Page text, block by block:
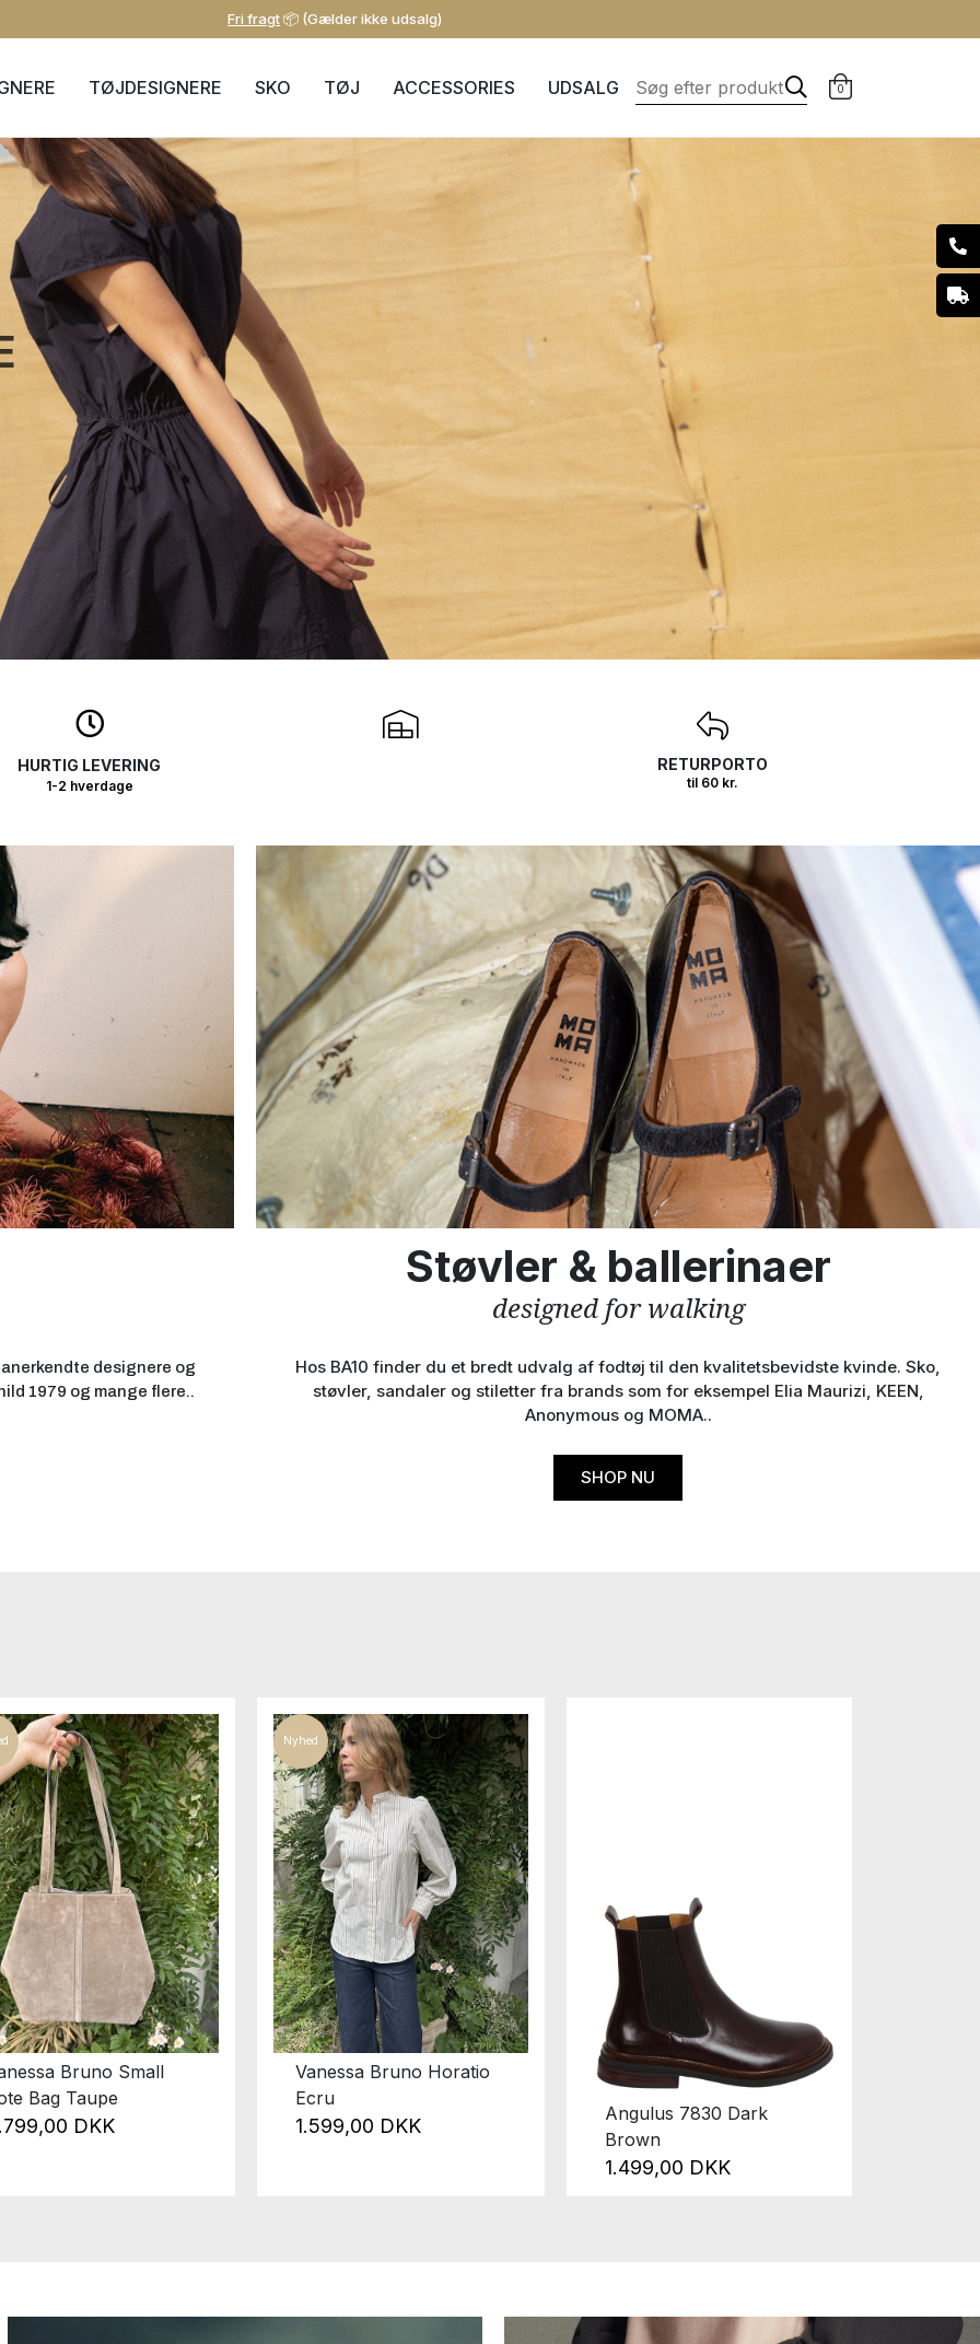
Fri fragt📦 (Gælder ikke udsalg)
TØJDESIGNERE SKO TØJ ACCESSORIES UDSALG 0
HURTIG LEVERING
1-2 hverdage
RETURPORTO
til 60 kr.
designere og
1979 og mange flere..
Støvler & ballerinaer
designed for walking
Hos BA10 finder du et bredt udvalg af fodtøj til den kvalitetsbevidste kvinde. Sko,
støvler, sandaler og stiletter fra brands som for eksempel Elia Maurizi, KEEN,
Anonymous og MOMA..
SHOP NU
Bruno Small
Bag Taupe
DKK
Nyhed
Vanessa Bruno Horatio
Ecru
1.599,00 DKK
Angulus 7830 Dark
Brown
1.499,00 DKK